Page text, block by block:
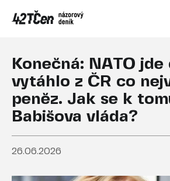
Konečná: NATO
vytáhlo z ČR co
peněz. Jak se k
Babišova vláda?
26.06.2026